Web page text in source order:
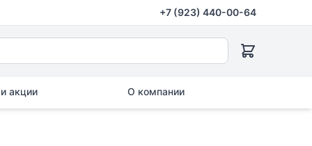
+7 (923) 440-00-64
акции О компании